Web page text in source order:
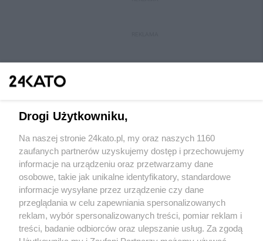
Wydawca mediów lokalnych
Nie zapomnij
zapoznać się z:
polityką prywatności regulamin korzystania z portali
Drogi Użytkowniku,
Na naszej stronie 24kato.pl, my oraz naszych 1160
zaufanych partnerów uzyskujemy dostęp i przechowujemy
informacje na urządzeniu oraz przetwarzamy dane
osobowe, takie jak unikalne identyfikatory, standardowe
informacje wysyłane przez urządzenie czy dane
przeglądania w celu zapewniania spersonalizowanych
reklam, wybór spersonalizowanych treści, pomiar reklam i
treści, badanie odbiorców oraz ulepszanie usług. Za zgodą